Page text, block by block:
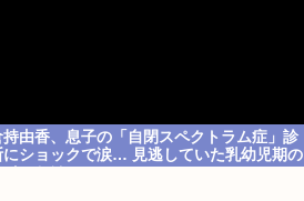
持由香、息子の「自閉スペクトラム症」診
にショックで涙… 見逃していた乳幼児期の